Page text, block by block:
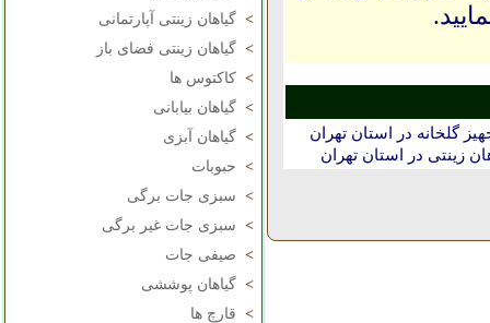
> گیاهان زینتی آپارتمانی
> گیاهان زینتی فضای باز
> کاکتوس ها
> گیاهان بیابانی
> گیاهان آبزی
> حبوبات
> سبزی جات برگی
> سبزی جات غیر برگی
> صیفی جات
> گیاهان پوششی
> قارچ ها
گلخانه‌ در استان تهران
زینتی در استان تهران